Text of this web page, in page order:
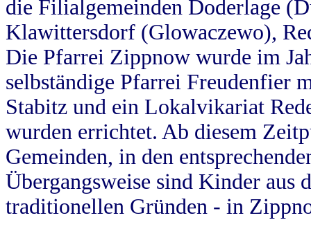
die Filialgemeinden Doderlage
Klawittersdorf (Glowaczewo),
Die Pfarrei Zippnow wurde im
selbständige Pfarrei Freudenfier
Stabitz und ein Lokalvikariat
wurden errichtet. Ab diesem
Gemeinden, in den
Übergangsweise sind Kinder aus
traditionellen Gründen - in